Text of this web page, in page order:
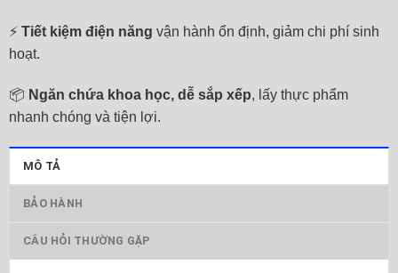
⚡ Tiết kiệm điện năng vận hành ổn định, giảm chi phí sinh
hoạt.
📦 Ngăn chứa khoa học, dễ sắp xếp, lấy thực phẩm
nhanh chóng và tiện lợi.
MÔ TẢ
BẢO HÀNH
CÂU HỎI THƯỜNG GẶP